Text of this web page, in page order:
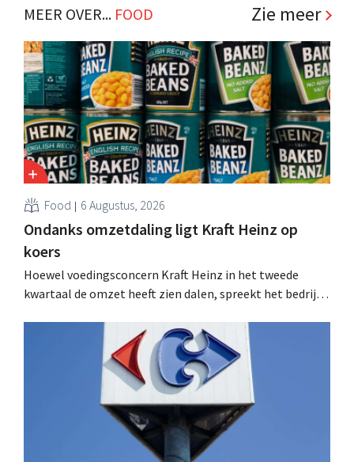
MEER OVER... FOOD Zie meer
Food 6 Augustus, 2026
Ondanks omzetdaling ligt Kraft Heinz op
koers
Hoewel voedingsconcern Kraft Heinz in het tweede
kwartaal de omzet heeft zien dalen, spreekt het bedrijf
multinational verhoogt de investeringen en de
vooruitzichten.